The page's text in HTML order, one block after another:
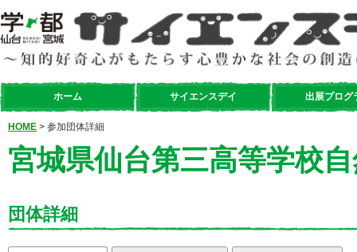
ホーム サイエンスデイ 出展プログ
HOME > 参加団体詳細
宮城県仙台第三高等学校
団体詳細